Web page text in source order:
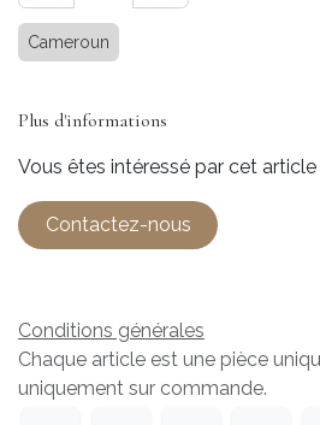
Cameroun
Plus d'informations
Vous êtes intéressé par cet article
Contactez-nous
Conditions générales
Chaque article est une pièce
uniquement sur commande.